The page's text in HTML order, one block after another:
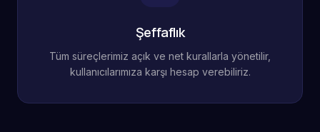
Şeffaflık
Tüm süreçlerimiz açık ve net kurallarla yönetilir,
kullanıcılarımıza karşı hesap verebiliriz.